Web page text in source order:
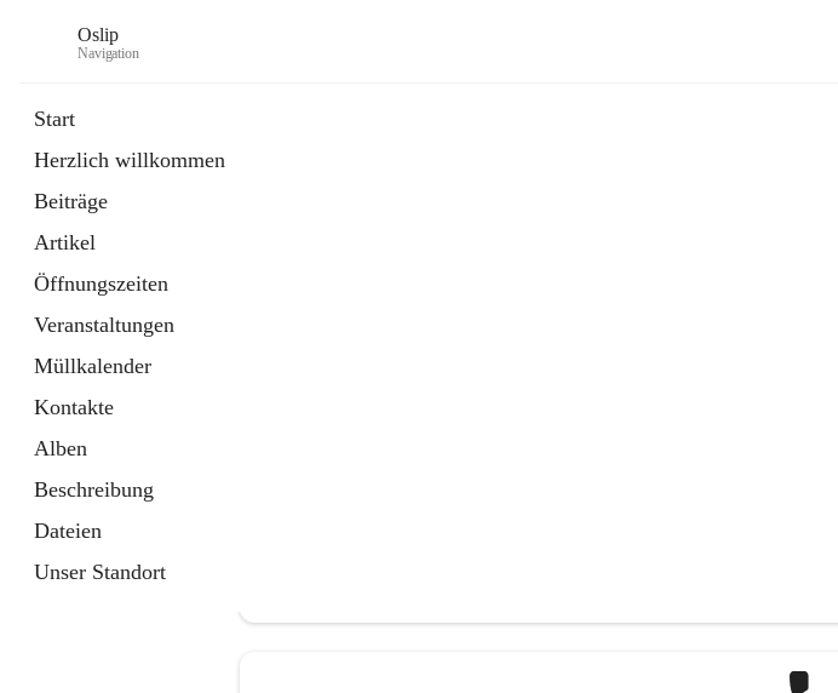
Oslip
Navigation
Start
Herzlich willkommen
Beiträge
Artikel
Öffnungszeiten
Veranstaltungen
Müllkalender
Kontakte
Alben
Beschreibung
Dateien
Unser Standort